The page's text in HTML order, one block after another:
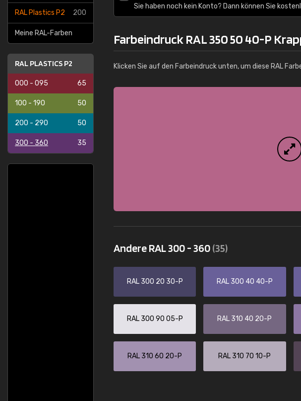
RAL Plastics P2 200
Meine RAL-Farben
RAL PLASTICS P2
000 - 095 65
100 - 190 50
200 - 290 50
300 - 360 35
Sie haben noch kein Konto? Dann können Sie
Farbeindruck RAL 350 50 40-P
Klicken Sie auf den Farbeindruck unten, um diese RAL
Andere RAL 300 - 360(35)
RAL 300 20 30-P RAL 300 40 40-P
RAL 300 90 05-P RAL 310 40 20-P
RAL 310 60 20-P RAL 310 70 10-P